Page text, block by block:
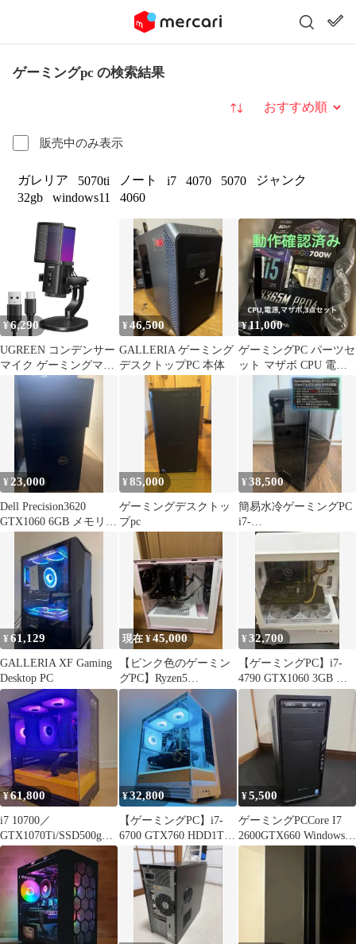
ゲーミングpc の検索結果
販売中のみ表示
並び替え
ガレリア 5070ti ノート i7 4070 5070
ジャンク
32gb
windows11 4060
¥ 6,290
UGREEN コンデンサー
マイク ゲーミングマイ
ク PC/卓上マイク RGB
ライティング 単一指向
性 ノイズ低減 ワンタッ
チミュート 7RGBライ
ティングモード
YouTube用/生通信・ゲ
ーム実況用/Skype/LINE
生放送 USB マ
75025679
¥46,500
GALLERIA ゲーミング
デスクトップPC 本体
¥11,000
ゲーミングPC パーツセ
ット マザボ CPU 電源 3
¥ 23,000
Dell Precision3620
GTX1060 6GB メモリ
¥85,000
ゲーミングデスクトッ
プpc
¥38,500
簡易水冷ゲーミングPC
i7-
7700K/GTX1660Super/1
6GB
¥61,129
GALLERIA XF Gaming
Desktop PC
現在 ¥45,000
【ピンク色のゲーミン
グPC】Ryzen5
3500X/RTX2060
¥32,700
【ゲーミングPC】i7-
4790 GTX1060 3GB メ
モリ16GB
¥61,800
i7 10700／
GTX1070Ti/SSD500gb
自作ゲーミングPC
¥32,800
【ゲーミングPC】i7-
6700 GTX760 HDD1TB
16G 新品ケース
¥5,500
ゲーミングPCCore I7
2600GTX660 Windows10
home